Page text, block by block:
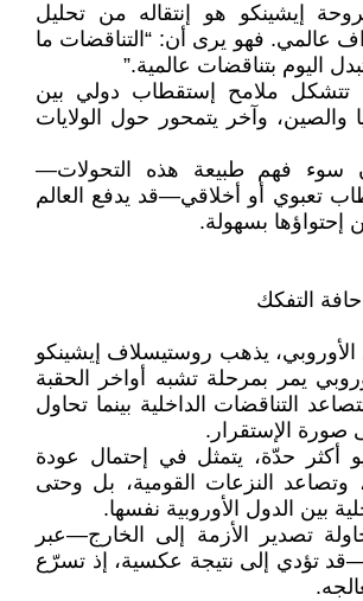
إيشينكو هو إنتقاله من تحليل
عالمي. فهو يرى أن: “التناقضات ما
اليوم بتناقضات عالمية.”
تتشكل ملامح إستقطاب دولي بين
والصين، وآخر يتمحور حول الولايات
سوء فهم طبيعة هذه التحولات—
تعبوي أو أخلاقي—قد يدفع العالم
إحتواؤها بسهولة.
التفكك
يذهب روستيسلاف إيشينكو
يمر بمرحلة تشبه أواخر الحقبة
التناقضات الداخلية بينما تحاول
صورة الإستقرار.
أكثر حدّة، يتمثل في إحتمال عودة
وتصاعد النزعات القومية، بل وحتى
بين الدول الأوروبية نفسها.
تصدير الأزمة إلى الخارج—عبر
تؤدي إلى نتيجة عكسية، إذ تسرّع